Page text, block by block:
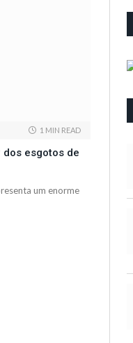
1 MIN READ
dos esgotos de
um enorme